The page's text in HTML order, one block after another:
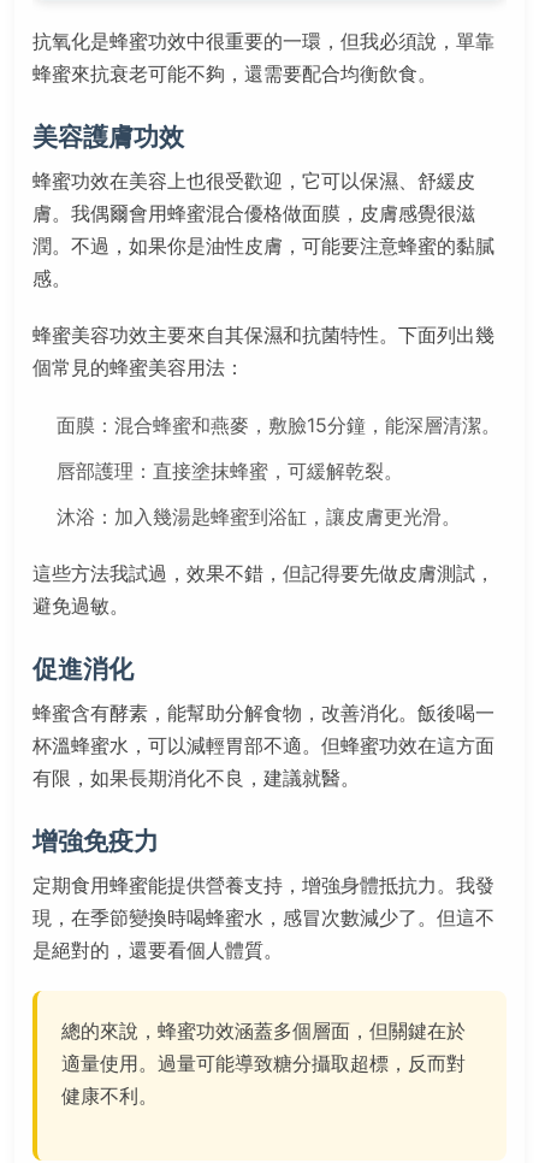
抗氧化是蜂蜜功效中很重要的一環，但我必須說，單靠
蜂蜜來抗衰老可能不夠，還需要配合均衡飲食。
美容護膚功效
蜂蜜功效在美容上也很受歡迎，它可以保濕、舒緩皮
膚。我偶爾會用蜂蜜混合優格做面膜，皮膚感覺很滋
潤。不過，如果你是油性皮膚，可能要注意蜂蜜的黏膩
感。
蜂蜜美容功效主要來自其保濕和抗菌特性。下面列出幾
個常見的蜂蜜美容用法：
面膜：混合蜂蜜和燕麥，敷臉15分鐘，能深層清潔。
唇部護理：直接塗抹蜂蜜，可緩解乾裂。
沐浴：加入幾湯匙蜂蜜到浴缸，讓皮膚更光滑。
這些方法我試過，效果不錯，但記得要先做皮膚測試，
避免過敏。
促進消化
蜂蜜含有酵素，能幫助分解食物，改善消化。飯後喝一
杯溫蜂蜜水，可以減輕胃部不適。但蜂蜜功效在這方面
有限，如果長期消化不良，建議就醫。
增強免疫力
定期食用蜂蜜能提供營養支持，增強身體抵抗力。我發
現，在季節變換時喝蜂蜜水，感冒次數減少了。但這不
是絕對的，還要看個人體質。
總的來說，蜂蜜功效涵蓋多個層面，但關鍵在於
適量使用。過量可能導致糖分攝取超標，反而對
健康不利。